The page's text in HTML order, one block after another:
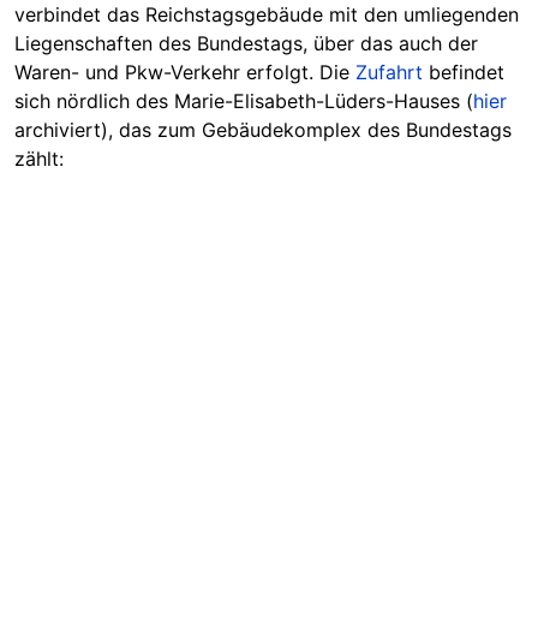
verbindet das Reichstagsgebäude mit den umliegenden
Liegenschaften des Bundestags, über das auch der
Waren- und Pkw-Verkehr erfolgt. Die Zufahrt befindet
sich nördlich des Marie-Elisabeth-Lüders-Hauses (hier
archiviert), das zum Gebäudekomplex des Bundestags
zählt: